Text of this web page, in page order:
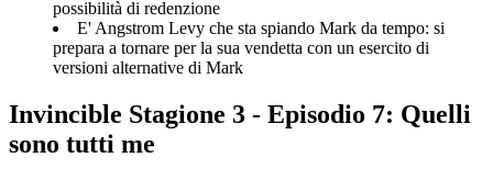
possibilità di redenzione
E' Angstrom Levy che sta spiando Mark da tempo: si
prepara a tornare per la sua vendetta con un esercito di
versioni alternative di Mark
Invincible Stagione 3 - Episodio 7: Quelli
sono tutti me